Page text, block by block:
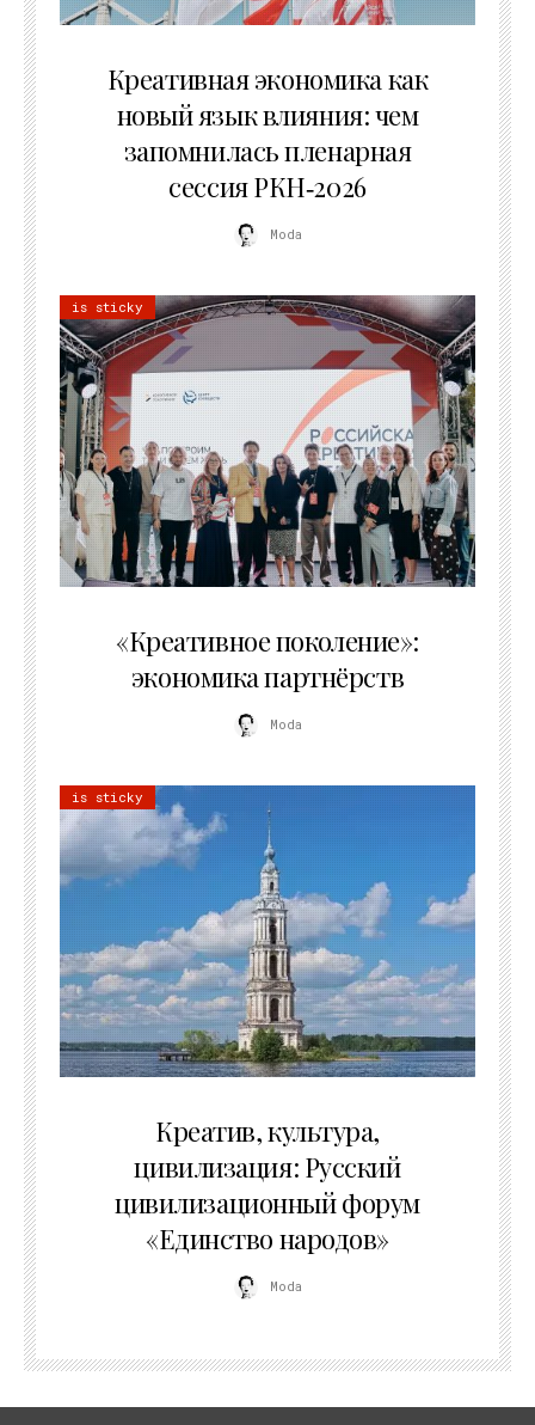
Креативная экономика как
новый язык влияния: чем
запомнилась пленарная
сессия РКН‑2026
Moda
is sticky
«Креативное поколение»:
экономика партнёрств
Moda
is sticky
Креатив, культура,
цивилизация: Русский
цивилизационный форум
«Единство народов»
Moda